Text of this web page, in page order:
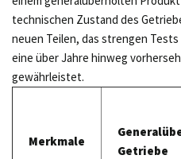
technischen Zustand des
neuen Teilen, das strengen
eine über Jahre hinweg
gewährleistet.
Merkmale
Getriebe